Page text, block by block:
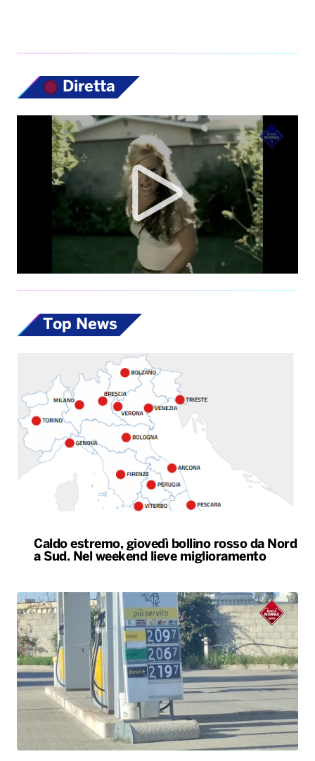
Diretta
Top News
Caldo estremo, giovedì bollino rosso da Nord
a Sud. Nel weekend lieve miglioramento